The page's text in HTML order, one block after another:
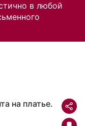
в любой
на платье.